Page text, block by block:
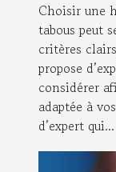
Choisir une
tabous peut
critères
propose
considérer
adaptée à
d’expert qui...